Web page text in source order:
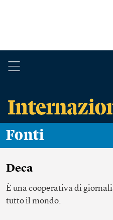
Fonti
Deca
È una cooperativa di
tutto il mondo.